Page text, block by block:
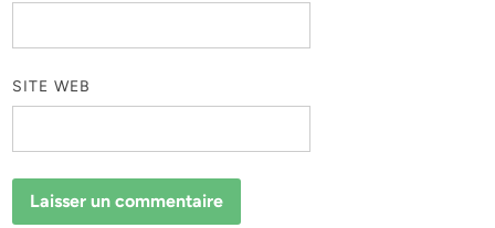
SITE WEB